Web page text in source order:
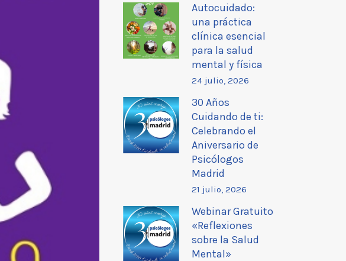
Autocuidado:
una práctica
clínica esencial
para la salud
mental y física
24 julio, 2026
30 Años
Cuidando de ti:
Celebrando el
Aniversario de
Psicólogos
Madrid
21 julio, 2026
Webinar Gratuito
«Reflexiones
sobre la Salud
Mental»